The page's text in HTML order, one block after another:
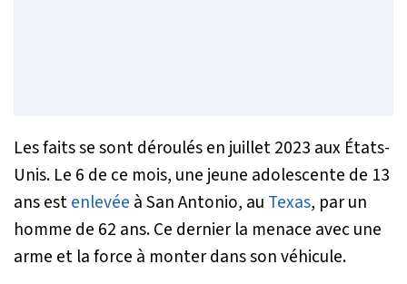
Les faits se sont déroulés en juillet 2023 aux États-
Unis. Le 6 de ce mois, une jeune adolescente de 13
ans estenlevée à San Antonio, au Texas, par un
homme de 62 ans. Ce dernier la menace avec une
arme et la force à monter dans son véhicule.